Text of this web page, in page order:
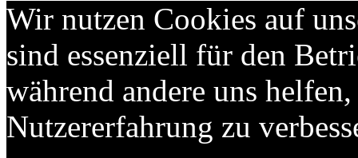
Wir nutzen Cookies auf
sind essenziell für den
während andere uns
Nutzererfahrung zu